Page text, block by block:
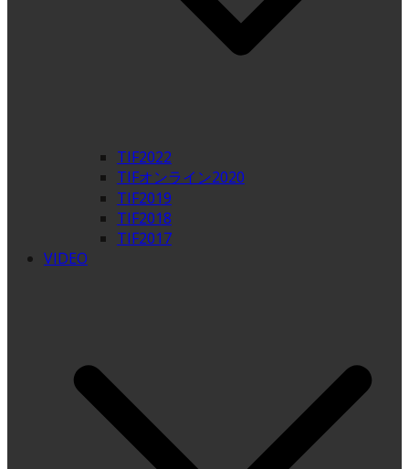
TIF2022
TIFオンライン2020
TIF2019
TIF2018
TIF2017
VIDEO